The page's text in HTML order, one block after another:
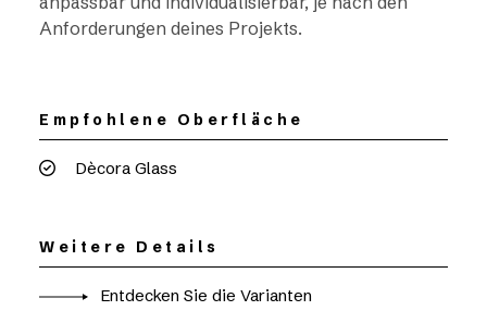
Anforderungen deines Projekts.
Empfohlene Oberfläche
Dècora Glass
Weitere Details
Entdecken Sie die Varianten